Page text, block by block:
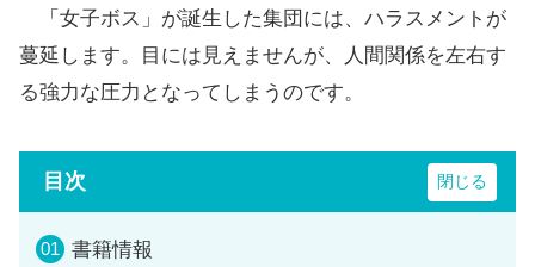
「女子ボス」が誕生した集団には、ハラスメントが
蔓延します。目には見えませんが、人間関係を左右す
る強力な圧力となってしまうのです。
目次
書籍情報